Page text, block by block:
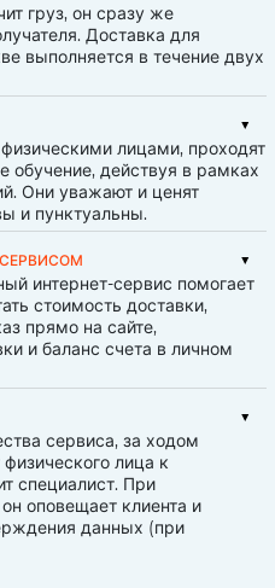
груз, он сразу же
Доставка для
выполняется в течение двух
лицами, проходят
обучение, действуя в рамках
Они уважают и ценят
и пунктуальны.
интернет-сервис помогает
стоимость доставки,
прямо на сайте,
и баланс счета в личном
сервиса, за ходом
лица к
специалист. При
оповещает клиента и
данных (при